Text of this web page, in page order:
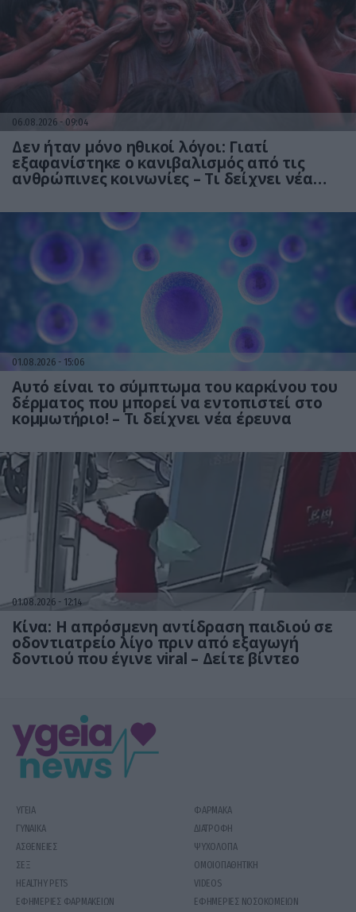
06.08.2026 09:04
Δεν ήταν μόνο ηθικοί λόγοι: Γιατί
εξαφανίστηκε ο κανιβαλισμός από τις
ανθρώπινες κοινωνίες – Τι δείχνει νέα
01.08.2026 15:06
Αυτό είναι το σύμπτωμα του καρκίνου του
δέρματος που μπορεί να εντοπιστεί στο
κομμωτήριο! – Τι δείχνει νέα έρευνα
01.08.2026 12:14
Κίνα: Η απρόσμενη αντίδραση παιδιού σε
οδοντιατρείο λίγο πριν από εξαγωγή
δοντιού που έγινε viral – Δείτε βίντεο
ΥΓΕΙΑ
ΦΑΡΜΑΚΑ
ΓΥΝΑΙΚΑ
ΔΙΑΤΡΟΦΗ
ΑΣΘΕΝΕΙΕΣ
ΨΥΧΟΛΟΓΙΑ
ΣΕΞ
ΟΜΟΙΟΠΑΘΗΤΙΚΗ
HEALTHY PETS
VIDEOS
ΕΦΗΜΕΡΙΕΣ ΦΑΡΜΑΚΕΙΩΝ
ΕΦΗΜΕΡΙΕΣ ΝΟΣΟΚΟΜΕΙΩΝ